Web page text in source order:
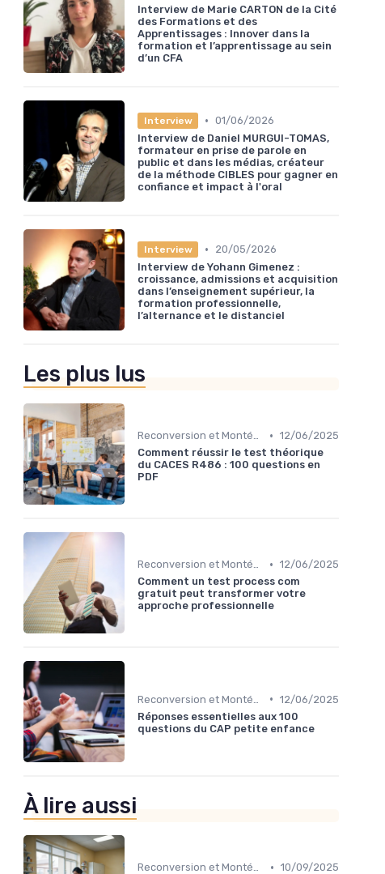
Interview de Marie CARTON de la Cité
des Formations et des
Apprentissages : Innover dans la
formation et l’apprentissage au sein
d’un CFA
Interview • 01/06/2026
Interview de Daniel MURGUI-TOMAS,
formateur en prise de parole en
public et dans les médias, créateur
de la méthode CIBLES pour gagner en
confiance et impact à l'oral
Interview •
20/05/2026
Interview de Yohann Gimenez :
croissance, admissions et acquisition
dans l’enseignement supérieur, la
formation professionnelle,
l’alternance et le distanciel
Les plus lus
Reconversion et Montée en Compétences • 12/06/2025
Comment réussir le test théorique
du CACES R486 : 100 questions en
PDF
Reconversion et Montée en Compétences • 12/06/2025
Comment un test process com
gratuit peut transformer votre
approche professionnelle
• 12/06/2025
Réponses essentielles aux 100
questions du CAP petite enfance
À lire aussi
Reconversion et Montée en Compétences • 10/09/2025